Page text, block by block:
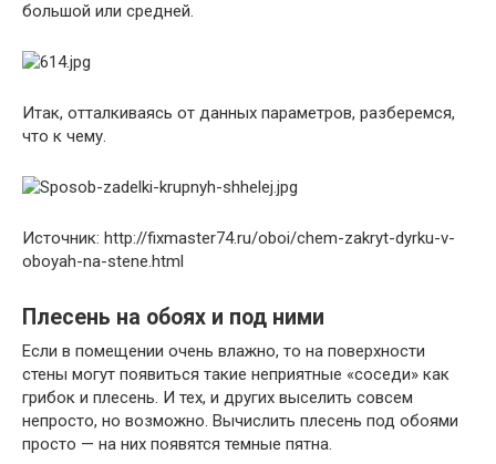
большой или средней.
Итак, отталкиваясь от данных параметров, разберемся,
что к чему.
Источник: http://fixmaster74.ru/oboi/chem-zakryt-dyrku-v-
oboyah-na-stene.html
Плесень на обоях и под ними
Если в помещении очень влажно, то на поверхности
стены могут появиться такие неприятные «соседи» как
грибок и плесень. И тех, и других выселить совсем
непросто, но возможно. Вычислить плесень под обоями
просто — на них появятся темные пятна.